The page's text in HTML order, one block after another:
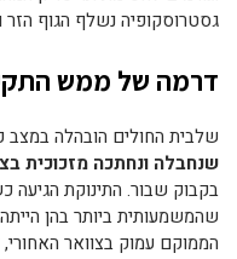
גסטרוסקופיה נשלף הגוף הזר
דרמה של ממש
שלבית החולים הובהלה
שנחבלה ונחתכה מזכוכית
בקבוק שבור. התינוקת הגיעה
שהמשמעותית ביותר בהן
הממוקם עמוק בצוואר האחורי,